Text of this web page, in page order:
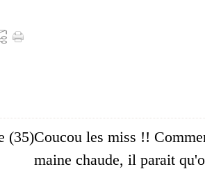
Coucou les miss !!
maine chaude, il parait